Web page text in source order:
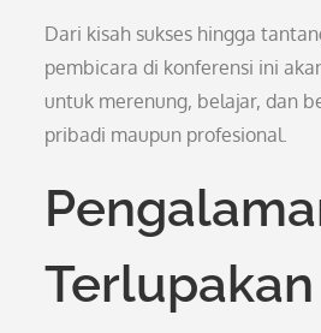
Dari kisah sukses hingga
pembicara di konferensi ini
untuk merenung, belajar, dan
pribadi maupun profesional.
Terlupakan